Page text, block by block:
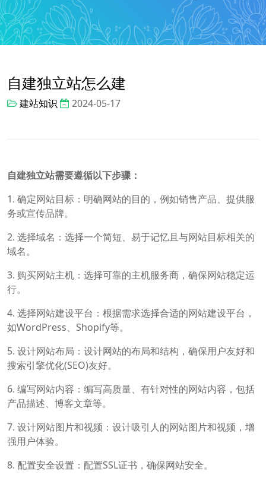
自建独立站怎么建
建站知识 2024-05-17
自建独立站需要遵循以下步骤：
1. 确定网站目标：明确网站的目的，例如销售产品、提供服
务或宣传品牌。
2. 选择域名：选择一个简短、易于记忆且与网站目标相关的
域名。
3. 购买网站主机：选择可靠的主机服务商，确保网站稳定运
行。
4. 选择网站建设平台：根据需求选择合适的网站建设平台，
如WordPress、Shopify等。
5. 设计网站布局：设计网站的布局和结构，确保用户友好和
搜索引擎优化(SEO)友好。
6. 编写网站内容：编写高质量、有针对性的网站内容，包括
产品描述、博客文章等。
7. 设计网站图片和视频：设计吸引人的网站图片和视频，增
强用户体验。
8. 配置安全设置：配置SSL证书，确保网站安全。